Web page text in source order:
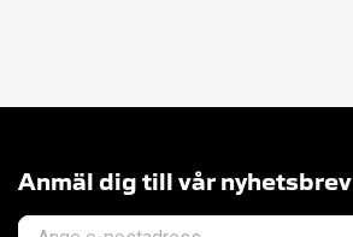
Anmäl dig till vår nyhetsbrev